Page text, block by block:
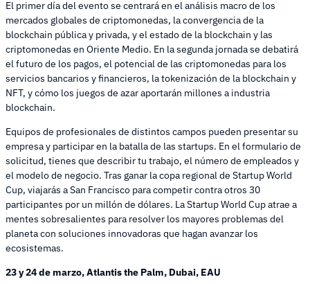
El primer día del evento se centrará en el análisis macro de los
mercados globales de criptomonedas, la convergencia de la
blockchain pública y privada, y el estado de la blockchain y las
criptomonedas en Oriente Medio. En la segunda jornada se debatirá
el futuro de los pagos, el potencial de las criptomonedas para los
servicios bancarios y financieros, la tokenización de la blockchain y
NFT, y cómo los juegos de azar aportarán millones a industria
blockchain.
Equipos de profesionales de distintos campos pueden presentar su
empresa y participar en la batalla de las startups. En el formulario de
solicitud, tienes que describir tu trabajo, el número de empleados y
el modelo de negocio. Tras ganar la copa regional de Startup World
Cup, viajarás a San Francisco para competir contra otros 30
participantes por un millón de dólares. La Startup World Cup atrae a
mentes sobresalientes para resolver los mayores problemas del
planeta con soluciones innovadoras que hagan avanzar los
ecosistemas.
23 y 24 de marzo, Atlantis the Palm, Dubai, EAU